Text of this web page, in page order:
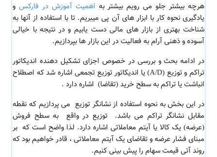
هرچه بیشتر جلو می رویم بیشتر به اهمیت آموزش در فارکس و
یادگیری نحوه کار با ابزار های آن پی میبریم. تا با استفاده از آنها به
شناخت بهتری از بازار های مالی دست یابیم و در نتیجه با خیالی
آسوده و ذهنی آرام به فعالیت در این بازار ها بپردازیم.
در ادامه بحث و بررسی در خصوص اجزای تشکیل دهنده اندیکاتور
تراکم و توزیع (A/D) یا اندیکاتور توزیع تجمعی اشاره شد که
اصطلاح
انباشت یا تراکم به سطح خرید (تقاضا) اشاره دارد .
در این بخش بهنحوه استفاده از نشانگر توزیع می پردازیم که نقطه
مقابل نشانگر تراکم می باشد. توزیع در واقع به سطح فروش
(عرضه) یک کالا یا آیتم معاملاتی اشاره دارد. لذا واضح است که بر
مبنای فشار عرضه و تقاضای یک آیتم معاملاتی ، قادر خواهیم بود که
روند آتی قیمت سهام را پیش بینی کنیم.